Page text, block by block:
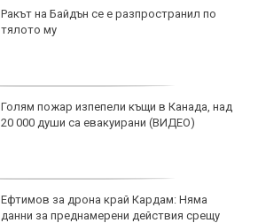
Ракът на Байдън се е разпространил по
тялото му
Голям пожар изпепели къщи в Канада, над
20 000 души са евакуирани (ВИДЕО)
Ефтимов за дрона край Кардам: Няма
данни за преднамерени действия срещу